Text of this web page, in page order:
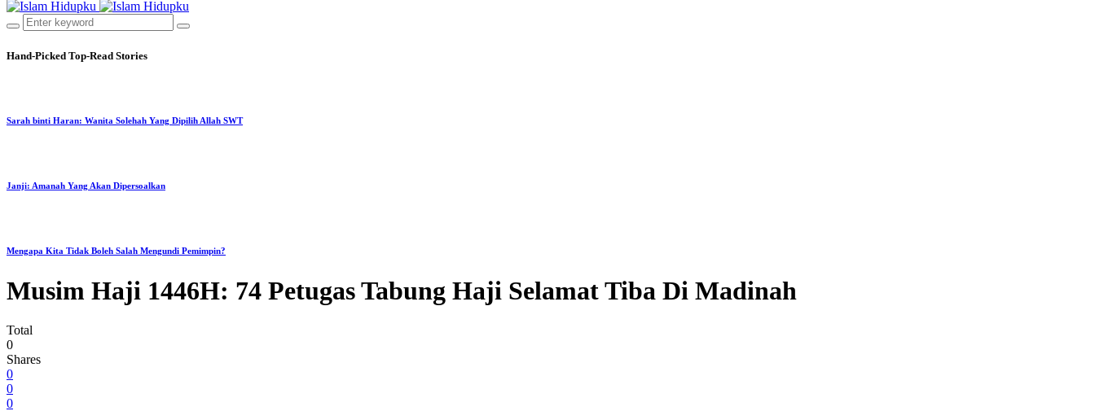
Hand-Picked Top-Read Stories
Sarah binti Haran: Wanita Solehah Yang Dipilih Allah SWT
Janji: Amanah Yang Akan Dipersoalkan
Mengapa Kita Tidak Boleh Salah Mengundi Pemimpin?
Musim Haji 1446H: 74 Petugas Tabung Haji Selamat Tiba Di Madinah
Total
0
Shares
0
0
0